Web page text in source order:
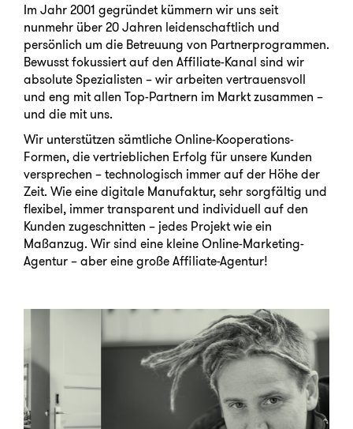
Im Jahr 2001 gegründet kümmern wir uns seit
nunmehr über 20 Jahren leidenschaftlich und
persönlich um die Betreuung von Partnerprogrammen.
Bewusst fokussiert auf den Affiliate-Kanal sind wir
absolute Spezialisten – wir arbeiten vertrauensvoll
und eng mit allen Top-Partnern im Markt zusammen –
und die mit uns.
Wir unterstützen sämtliche Online-Kooperations-
Formen, die vertrieblichen Erfolg für unsere Kunden
versprechen – technologisch immer auf der Höhe der
Zeit. Wie eine digitale Manufaktur, sehr sorgfältig und
flexibel, immer transparent und individuell auf den
Kunden zugeschnitten – jedes Projekt wie ein
Maßanzug. Wir sind eine kleine Online-Marketing-
Agentur – aber eine große Affiliate-Agentur!